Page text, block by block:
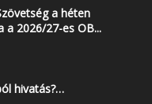
a héten
a 2026/27-es OB...
hivatás?…